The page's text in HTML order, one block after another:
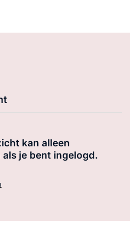
kan alleen
je bent ingelogd.